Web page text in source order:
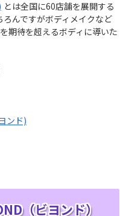
とは全国に60店舗を展開する
んですがボディメイクなど
期待を超えるボディに導いた
ンド)
（ビヨンド）